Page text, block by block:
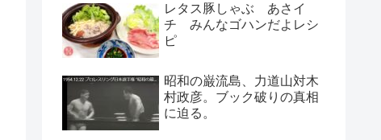
レタス豚しゃぶ あさイ
チ みんなゴハンだよレシ
ピ
昭和の巌流島、力道山対木
村政彦。ブック破りの真相
に迫る。